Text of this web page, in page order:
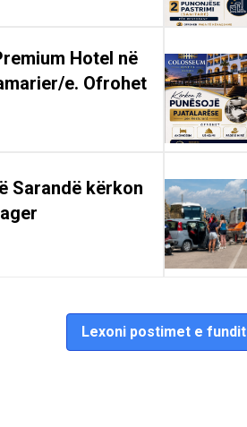
Hotel në
e. Ofrohet
Sarandë kërkon
Lexoni postimet e fundit